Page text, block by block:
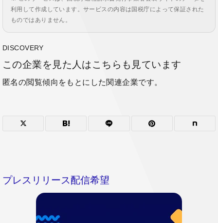
利用して作成しています。サービスの内容は国税庁によって保証された
ものではありません。
DISCOVERY
この企業を見た人はこちらも見ています
匿名の閲覧傾向をもとにした関連企業です。
プレスリリース配信希望